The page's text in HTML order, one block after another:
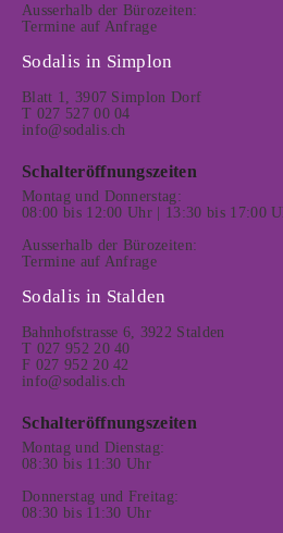
Ausserhalb der Bürozeiten:
Termine auf Anfrage
Sodalis in Simplon
Blatt 1, 3907 Simplon Dorf
T 027 527 00 04
info@sodalis.ch
Schalteröffnungszeiten
Montag und Donnerstag:
08:00 bis 12:00 Uhr | 13:30 bis 17:00
Ausserhalb der Bürozeiten:
Termine auf Anfrage
Sodalis in Stalden
Bahnhofstrasse 6, 3922 Stalden
T 027 952 20 40
F 027 952 20 42
info@sodalis.ch
Schalteröffnungszeiten
Montag und Dienstag:
08:30 bis 11:30 Uhr
Donnerstag und Freitag:
08:30 bis 11:30 Uhr